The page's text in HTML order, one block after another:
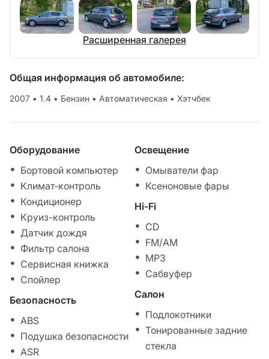
Расширенная галерея
Общая информация об автомобиле:
2007 • 1.4 • Бензин • Автоматическая • Хэтчбек
Оборудование
Бортовой компьютер
Климат-контроль
Кондиционер
Круиз-контроль
Датчик дождя
Фильтр салона
Сервисная книжка
Спойлер
Безопасность
ABS
Подушка безопасности
ASR
Освещение
Омыватели фар
Ксеноновые фары
Hi-Fi
CD
FM/AM
MP3
Сабвуфер
Салон
Подлокотники
Тонированные задние
стекла